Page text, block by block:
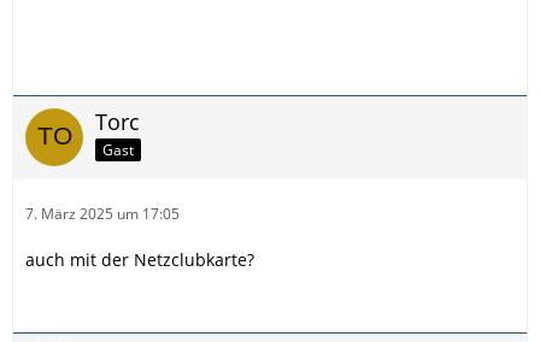
Torc
Gast
7. März 2025 um 17:05
auch mit der Netzclubkarte?